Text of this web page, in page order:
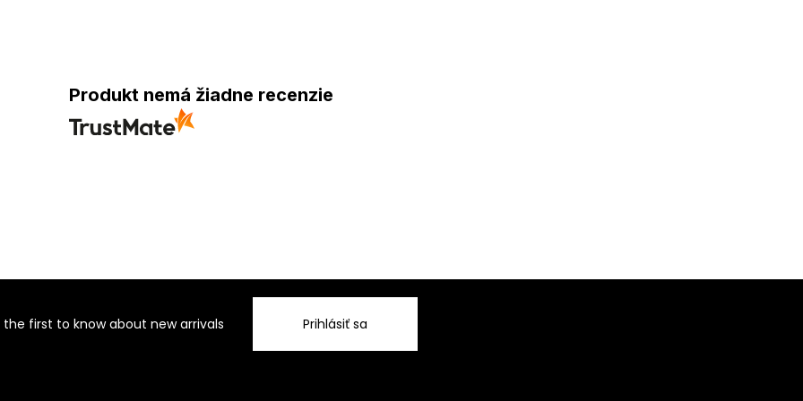
Produkt nemá žiadne recenzie
the first to know about new arrivals Prihlásiť sa